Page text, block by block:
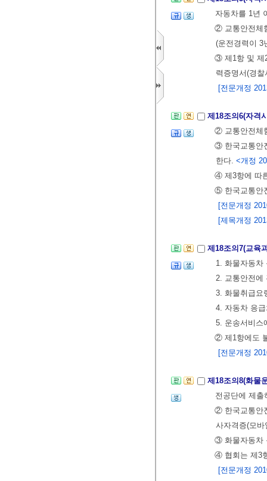
자동차를 1년
② 교통안전체
(운전경력이 3
③ 제1항 및 제
력증명서(경
[전문개정
제18조의6(자격
② 교통안전체
③ 한국교통안
한다. <개정
④ 제3항에 따
⑤ 한국교통안
[전문개정
[제목개정
제18조의7(교육
1. 화물자동차
2. 교통안전에
3. 화물취급요
4. 자동차 응
5. 운송서비스
② 제1항에도
[전문개정
제18조의8(화물
전공단에 제
② 한국교통안
사자격증(모
③ 화물자동차
④ 협회는 제3
[전문개정